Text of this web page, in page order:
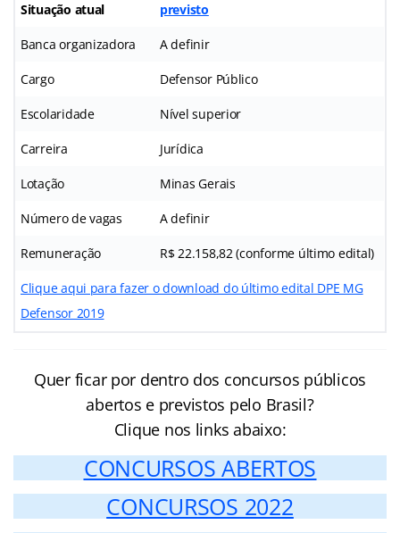
Situação atual previsto
Banca organizadora A definir
Cargo Defensor Público
Escolaridade Nível superior
Carreira Jurídica
Lotação Minas Gerais
Número de vagas A definir
Remuneração R$ 22.158,82 (conforme último edital)
Clique aqui para fazer o download do último edital DPE MG
Defensor 2019
Quer ficar por dentro dos concursos públicos
abertos e previstos pelo Brasil?
Clique nos links abaixo:
CONCURSOS ABERTOS
CONCURSOS 2022